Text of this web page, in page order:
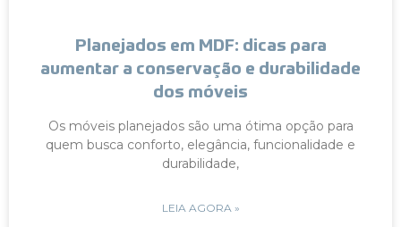
Planejados em MDF: dicas para
aumentar a conservação e durabilidade
dos móveis
Os móveis planejados são uma ótima opção para
quem busca conforto, elegância, funcionalidade e
durabilidade,
LEIA AGORA »